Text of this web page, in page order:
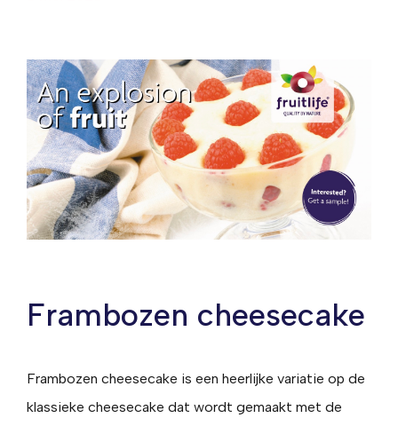
Frambozen cheesecake
Frambozen cheesecake is een heerlijke variatie op de
klassieke cheesecake dat wordt gemaakt met de